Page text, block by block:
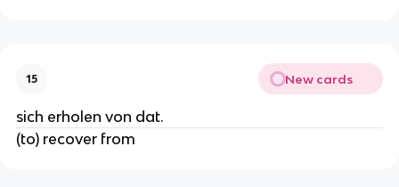
15 New cards
sich erholen von dat.
(to) recover from